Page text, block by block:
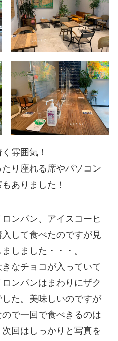
雰囲気！
り座れる席やパソコン
ありました！
ンパン、アイスコーヒ
して食べたのですが見
しました・・・。
なチョコが入っていて
ンパンはまわりにザク
た。美味しいのですが
で一回で食べきるのは
回はしっかりと写真を